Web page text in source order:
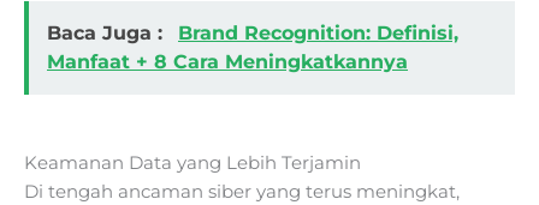
Baca Juga :
Brand Recognition: Definisi,
Manfaat + 8 Cara Meningkatkannya
Keamanan Data yang Lebih Terjamin
Di tengah ancaman siber yang terus meningkat,